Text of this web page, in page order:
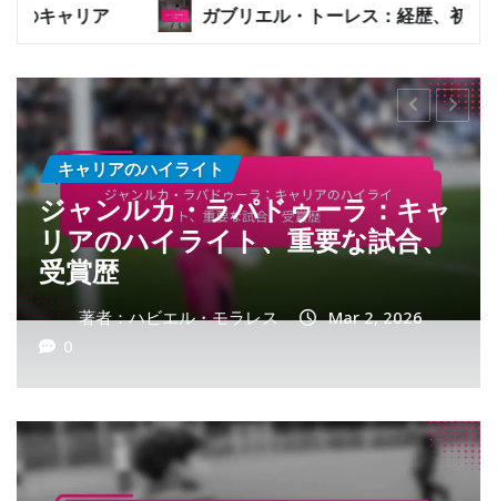
ガブリエル・トーレス：経歴、初期の影響、キャリアの
プレイヤーの経歴
オマール・ブラウン：経歴、家族
の歴史、キャリアの始まり
著者：ハビエル・モラレス
Feb 27, 2026
0